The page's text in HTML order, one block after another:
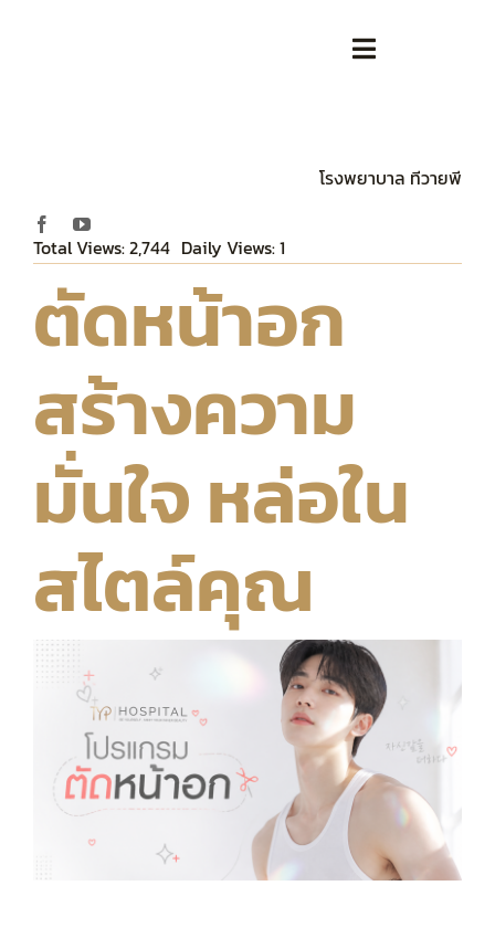
Toggle
ตารางแพทย์ / ทีมแพทย์
เสริมความงาม
ศัลยกรรม
บทความ
โปรโมชัน
Privacy Policy
รักษาทั่วไป
รวมหัตถการทั้งหมด
โรงพยาบาล ทีวายพี
Total Views: 2,744 Daily Views: 1
ตัดหน้าอก
สร้างความ
มั่นใจ หล่อใน
สไตล์คุณ